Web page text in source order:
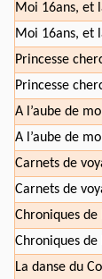
Moi 16ans, et
Moi 16ans, et
Princesse
Princesse
A l’aube de
A l’aube de
Carnets de
Carnets de
Chroniques de
Chroniques de
La danse du